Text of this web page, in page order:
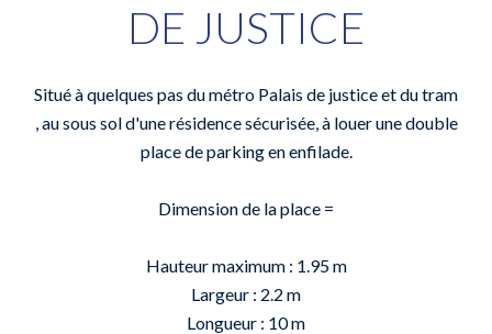
DE JUSTICE
Situé à quelques pas du métro Palais de justice et du tram
, au sous sol d'une résidence sécurisée, à louer une double
place de parking en enfilade.
Dimension de la place =
Hauteur maximum : 1.95 m
Largeur : 2.2 m
Longueur : 10 m